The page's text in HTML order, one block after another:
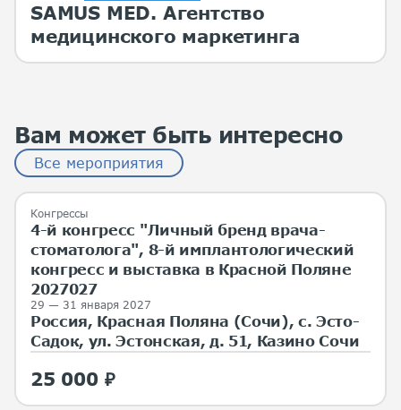
SAMUS MED. Агентство
медицинского маркетинга
Вам может быть интересно
Все мероприятия
Конгрессы
4-й конгресс "Личный бренд врача-
стоматолога", 8-й имплантологический
конгресс и выставка в Красной Поляне
2027027
29 — 31 января 2027
Россия, Красная Поляна (Сочи), с. Эсто-
Садок, ул. Эстонская, д. 51, Казино Сочи
25 000 ₽